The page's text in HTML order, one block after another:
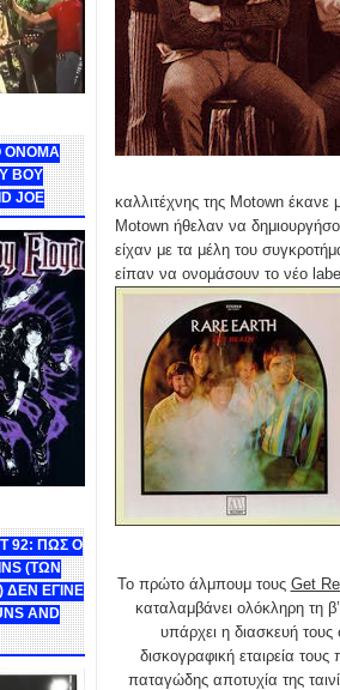
ΟΝΟΜΑ
BOY
JOE
92: ΠΩΣ Ο
(ΤΩΝ
ΔΕΝ ΕΓΙΝΕ
AND
καλλιτέχνης της Motown
Motown ήθελαν να
είχαν με τα μέλη του
είπαν να ονομάσουν το νέο
Το πρώτο άλμπουμ τους Get
καταλαμβάνει ολόκληρη τη
υπάρχει η διασκευή
δισκογραφική εταιρεία
παταγώδης αποτυχία της